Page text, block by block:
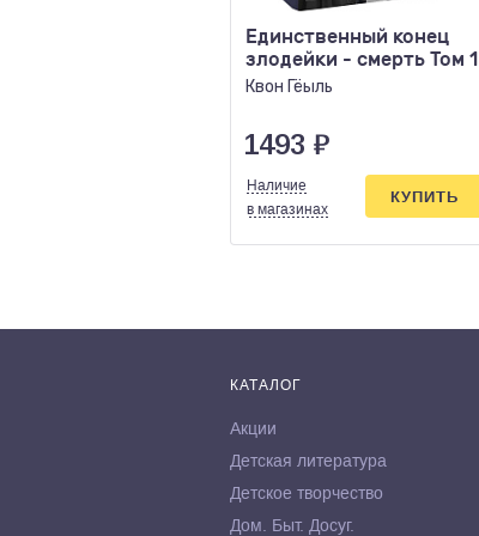
Единственный конец
злодейки - смерть Том 1
Квон Гёыль
1493 ₽
Наличие
в магазинах
КУПИТЬ
КАТАЛОГ
Акции
Детская литература
Детское творчество
Дом. Быт. Досуг.